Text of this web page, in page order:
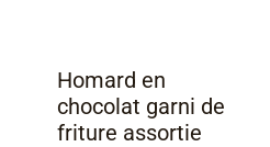
Homard en
chocolat garni de
friture assortie